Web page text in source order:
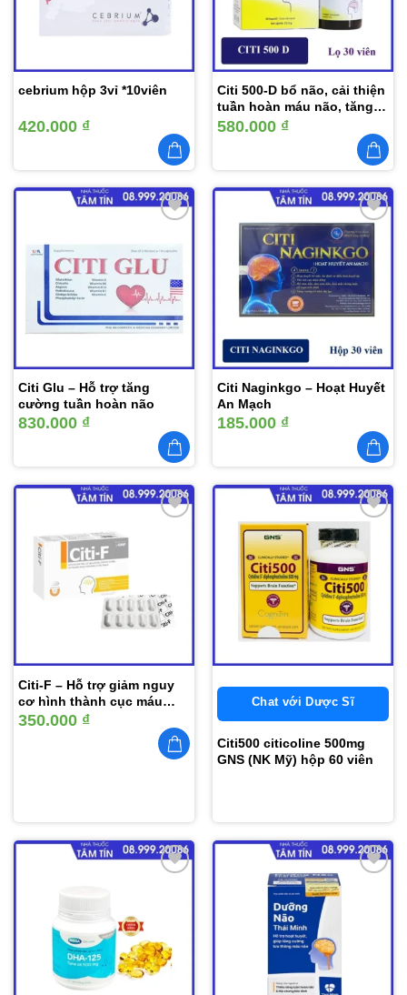
cebrium hộp 3vỉ *10viên
420.000 ₫
Citi 500-D bổ não, cải thiện
tuần hoàn máu não, tăng
cường trí nhớ (Lọ 30 viên)
580.000 ₫
vào
yêu
thích
Citi Glu – Hỗ trợ tăng
cường tuần hoàn não
830.000 ₫
Thêm
vào
Citi Naginkgo – Hoạt Huyết
An Mạch
185.000 ₫
Citi-F – Hỗ trợ giảm nguy
cơ hình thành cục máu
đông
350.000 ₫
Thêm
yêu
thích
Citi500 citicoline 500mg
GNS (NK Mỹ) hộp 60 viên
Chat với Dược Sĩ